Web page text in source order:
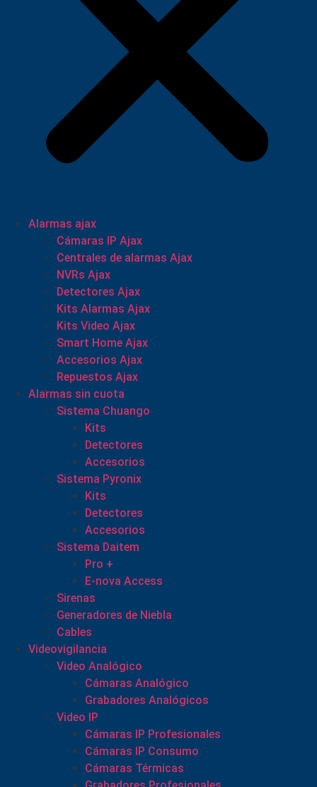
Alarmas ajax
Cámaras IP Ajax
Centrales de alarmas Ajax
NVRs Ajax
Detectores Ajax
Kits Alarmas Ajax
Kits Video Ajax
Smart Home Ajax
Accesorios Ajax
Repuestos Ajax
Alarmas sin cuota
Sistema Chuango
Kits
Detectores
Accesorios
Sistema Pyronix
Kits
Detectores
Accesorios
Sistema Daitem
Pro +
E-nova Access
Sirenas
Generadores de Niebla
Cables
Videovigilancia
Video Analógico
Cámaras Analógico
Grabadores Analógicos
Video IP
Cámaras IP Profesionales
Cámaras IP Consumo
Cámaras Térmicas